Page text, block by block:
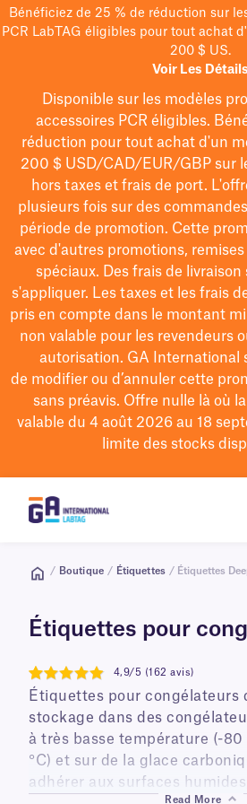
Bénéficiez de 25 % de réduction sur
PCR LabTAG éligibles pour tout achat
200 $ US.
Voir Les Détails
Disponible sur les modèles
accessoires PCR éligibles.
réduction pour tout achat d'un
200 $USD/CAD/EUR/GBPsur
hors taxes et frais de port.
plusieurs fois sur des
période de promotion. Cette
avec d'autres promotions,
spéciaux. Des frais de
s'appliquer. Les taxes et les frais
pris en compte dans le montant
non valable pour les revendeurs
autorisation. GA International
de modifierou d’annuler cette
sans préavis. Offre nulle là où
valable du 4 août 2026 au 18
limite des stocks
/ Boutique / Étiquettes / Étiquettes
Étiquettes pour
4.9
4,9/5 (162 avis)
Étiquettes pour congélateurs
stockage dans des
à très basse température (-80
°C) et sur de la glace
adhérer aux surfaces
Read More